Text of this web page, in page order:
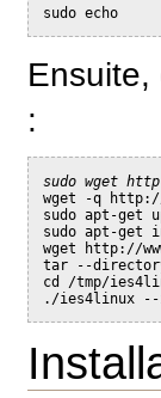
sudo echo
:
sudo wget
wget -q http://
sudo apt-get
sudo apt-get
wget http://
tar --
cd /tmp/
./ies4linux